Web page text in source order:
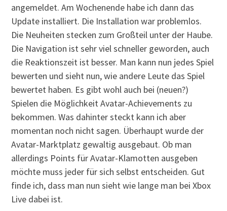
angemeldet. Am Wochenende habe ich dann das
Update installiert. Die Installation war problemlos.
Die Neuheiten stecken zum Großteil unter der Haube.
Die Navigation ist sehr viel schneller geworden, auch
die Reaktionszeit ist besser. Man kann nun jedes Spiel
bewerten und sieht nun, wie andere Leute das Spiel
bewertet haben. Es gibt wohl auch bei (neuen?)
Spielen die Möglichkeit Avatar-Achievements zu
bekommen. Was dahinter steckt kann ich aber
momentan noch nicht sagen. Überhaupt wurde der
Avatar-Marktplatz gewaltig ausgebaut. Ob man
allerdings Points für Avatar-Klamotten ausgeben
möchte muss jeder für sich selbst entscheiden. Gut
finde ich, dass man nun sieht wie lange man bei Xbox
Live dabei ist.